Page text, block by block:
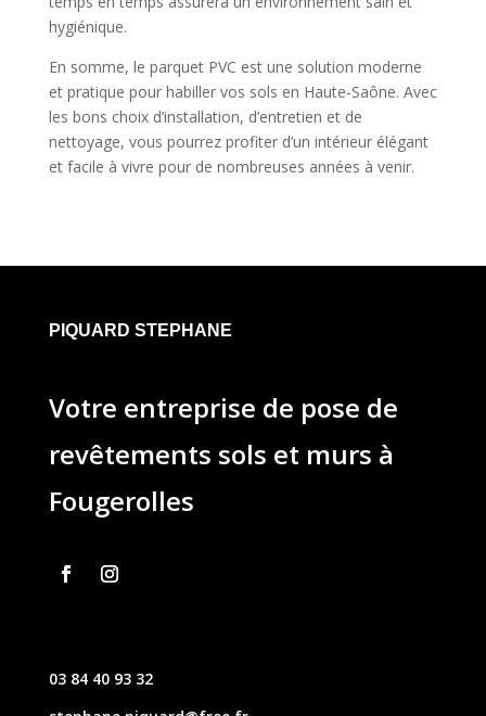
hygiénique.
En somme, le parquet PVC est une solution moderne
et pratique pour habiller vos sols en Haute-Saône. Avec
les bons choix d’installation, d’entretien et de
nettoyage, vous pourrez profiter d’un intérieur élégant
et facile à vivre pour de nombreuses années à venir.
PIQUARD STEPHANE
Votre entreprise de pose de
revêtements sols et murs à
Fougerolles
03 84 40 93 32